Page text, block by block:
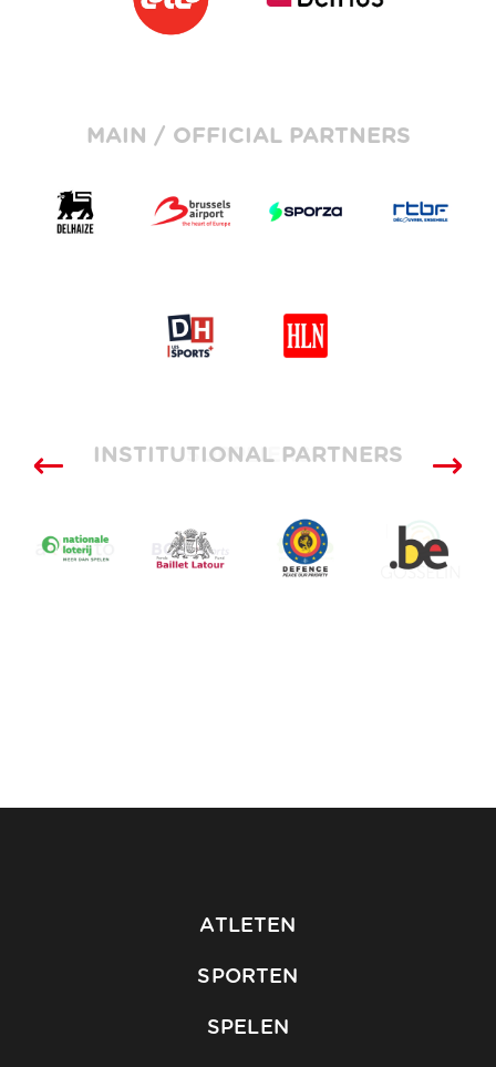
MAIN / OFFICIAL PARTNERS
SUPPLIERS
INSTITUTIONAL PARTNERS
ATLETEN
SPORTEN
SPELEN